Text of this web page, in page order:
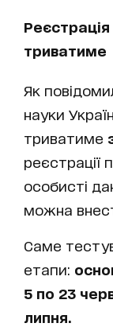
триватиме
Як
науки
триватиме
реєстрації
особисті
можна
Саме
етапи:
5 по 23
липня.